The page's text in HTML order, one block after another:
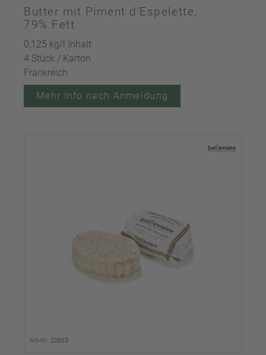
Butter mit Piment d'Espelette,
79% Fett
0,125 kg/l Inhalt
4 Stück / Karton
Frankreich
Mehr Info nach Anmeldung
Art-Nr. 20863